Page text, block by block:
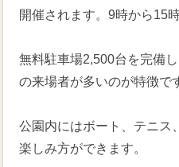
開催されます。9時から15
無料駐車場2,500台を完備
の来場者が多いのが特徴で
公園内にはボート、テニス
楽しみ方ができます。